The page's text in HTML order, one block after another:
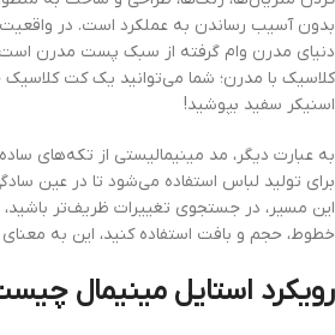
بدون آسیب رساندن به عملکرد است. در واقعیت
دنیای مدرن وام گرفته از سبک پست مدرن
کلاسیک با مدرن؛ شما می‌توانید یک کت کلاسیک
اسنیکر سفید بپوشید!
به عبارت دیگر، مد مینیمالیستی از تکه‌های
برای تولید لباس استفاده می‌شود تا در عین
این مسیر، در جستجوی تغییرات ظریف‌تر
خطوط، حجم و بافت استفاده کنید، این به
رویکرد استایل مینیمال